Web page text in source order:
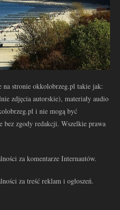
na stronie okkolobrzeg.pl takie jak:
zdjęcia autorskie), materiały audio
i nie mogą być
zgody redakcji. Wszelkie prawa
za komentarze Internautów.
za treść reklam i ogłoszeń.